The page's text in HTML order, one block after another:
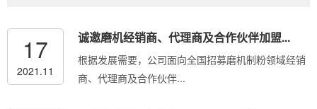
17
2021.11
诚邀磨机经销商、代理商及合作伙伴加盟...
根据发展需要，公司面向全国招募磨机制粉领域经销
商、代理商及合作伙伴...